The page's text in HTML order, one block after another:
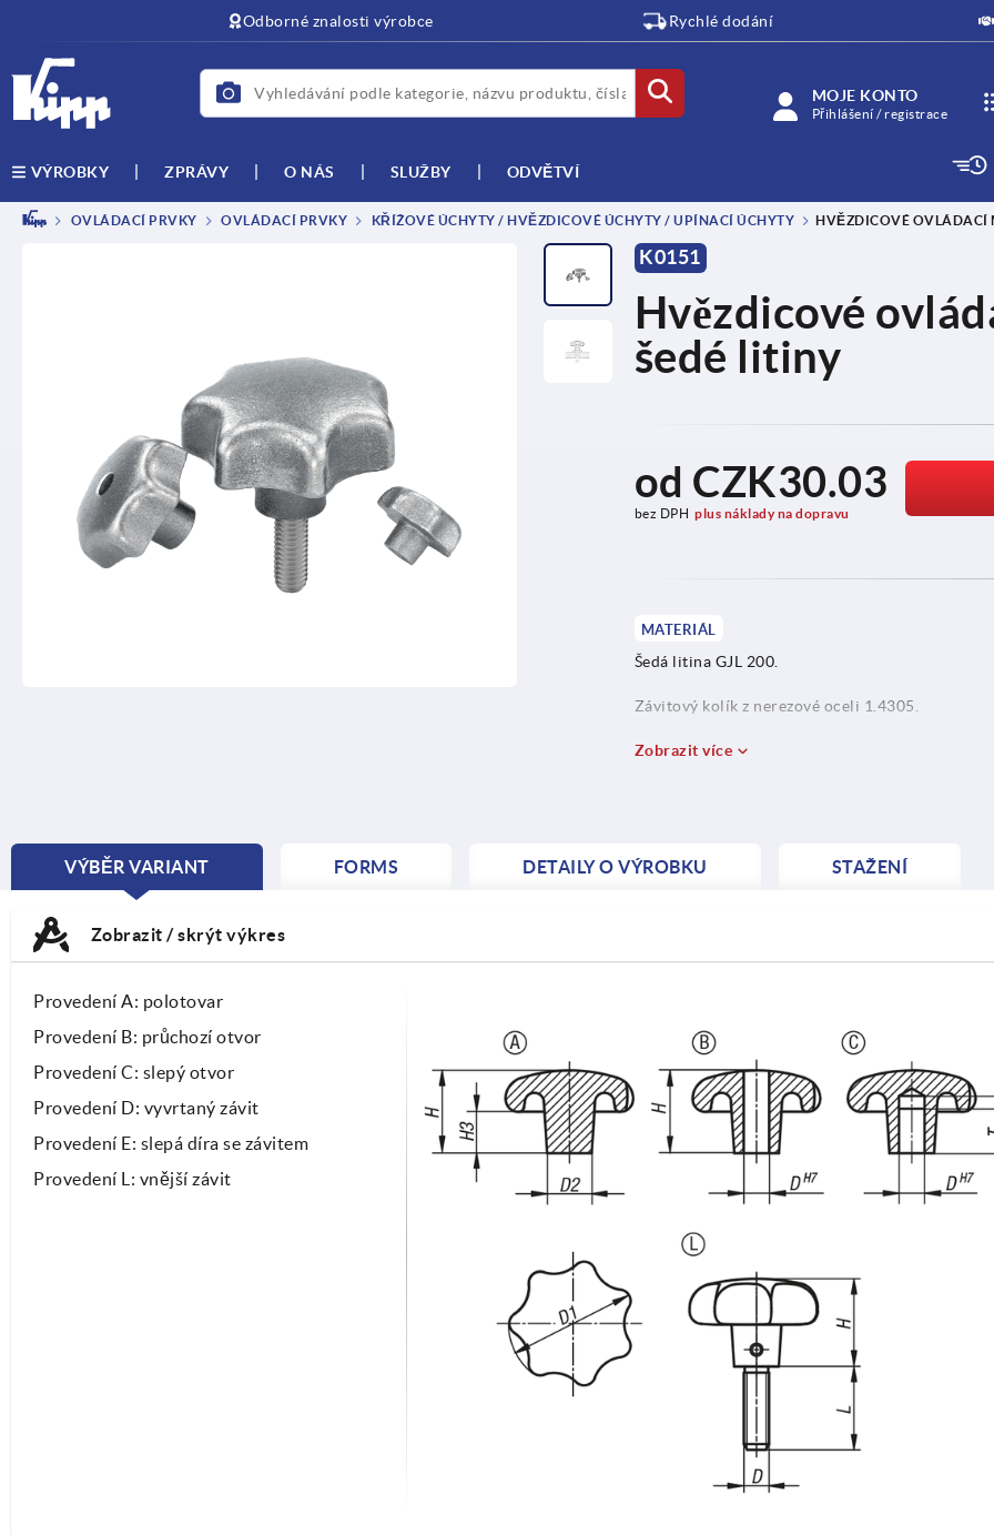
Odborné znalosti výrobce Rychlé dodání
MOJE KONTO
Přihlášení / registrace
VÝROBKY ZPRÁVY O NÁS SLUŽBY ODVĚTVÍ
OVLÁDACÍ PRVKY OVLÁDACÍ PRVKY KŘÍŽOVÉ ÚCHYTY / HVĚZDICOVÉ ÚCHYTY / UPÍNACÍ ÚCHYTY HVĚZDICOVÉ OVLÁDACÍ
K0151
Hvězdicové
šedé litiny
od CZK30.03
bez DPH plus náklady na dopravu
MATERIÁL
Šedá litina GJL 200.
Závitový kolík z nerezové oceli 1.4305.
Příčný kolík z nerezové oceli 1.4310.
Zobrazit více
VÝBĚR VARIANT
CURRENT
FORMS DETAILY O VÝROBKU STAŽENÍ
Zobrazit / skrýt výkres
Provedení A: polotovar
Provedení B: průchozí otvor
Provedení C: slepý otvor
Provedení D: vyvrtaný závit
Provedení E: slepá díra se závitem
Provedení L: vnější závit